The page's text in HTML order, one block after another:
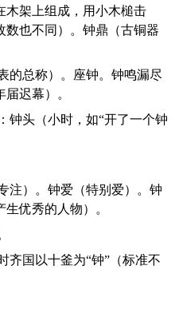
木架上组成，用小木槌击
也不同）。 钟鼎（古铜器
的总称）。座钟。 钟鸣漏尽
迟幕）。
钟头（小时，如“开了一个钟
注）。 钟爱（特别爱）。 钟
优秀的人物）。